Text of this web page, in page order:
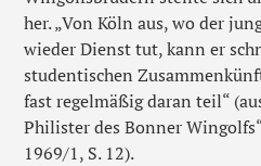
her. „Von Köln aus, wo der
wieder Dienst tut, kann er
studentischen
fast regelmäßig daran teil“
Philister des Bonner
1969/1, S. 12).